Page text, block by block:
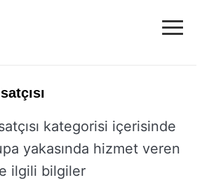
≡
kategorisi içerisinde
yakasında hizmet veren
ilgili bilgiler